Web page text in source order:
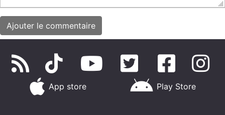
App store Play Store